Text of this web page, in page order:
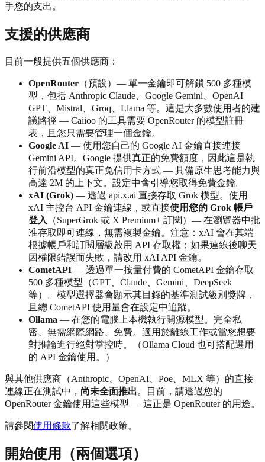
手您的支出。
支援的供應商
目前一般提供五個供應商：
OpenRouter （預設）— 單一金鑰即可解鎖 500 多種模
型，包括 Anthropic Claude、Google Gemini、OpenAI
GPT、Mistral、Groq、Llama 等。這是大多數使用者的建
議路徑 — Caiioo 的工具需要 OpenRouter 的模型註冊
表，且您只需要管理一個金鑰。
Google AI — 使用您自己的 Google AI 金鑰直接連接
Gemini API。Google 提供真正的免費額度，因此這是執
行前沿模型的真正免信用卡方式 — 具備原生思考能力與
高達 2M 的上下文。設定中會引導您取得免費金鑰。
xAI (Grok) — 透過 api.x.ai 直接存取 Grok 模型。使用
xAI 主控台 API 金鑰連線，或直接使用您的 Grok 帳戶
登入
（SuperGrok 或 X Premium+ 訂閱）— 在瀏覽器中批
准存取即可連線，無需複製金鑰。注意：xAI 會在其端
根據帳戶和訂閱層級啟用 API 存取權；如果連線後聊天
因權限錯誤而失敗，請改用 xAI API 金鑰。
CometAPI — 透過單一按量付費的 CometAPI 金鑰存取
500 多種模型（GPT、Claude、Gemini、DeepSeek
等）。模型選擇器會顯示其目錄的基準測試級別獎牌，
且總 CometAPI 使用量會在設定中追蹤。
Ollama — 在您的電腦上本機執行開源模型。完全私
密、無需網際網路、免費。適用於離線工作或當您想要
對推論進行絕對掌控時。（Ollama Cloud 也可搭配選用
的 API 金鑰使用。）
與其他供應商（Anthropic、OpenAI、Poe、MLX 等）的直接
連線正在測試中， 尚未全面推出。目前，請透過您的
OpenRouter 金鑰使用這些模型 — 這正是 OpenRouter 的用途。
請參閱使用條款了解相關政策。
開始使用（兩個選項）